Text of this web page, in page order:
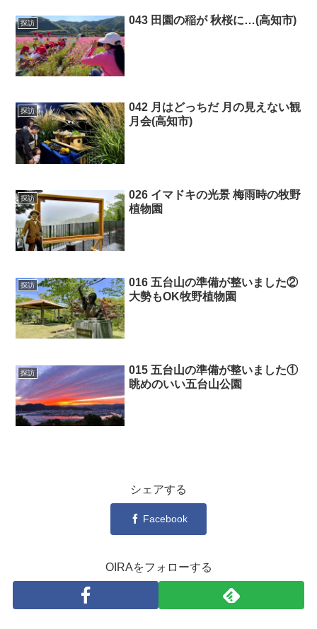
探訪 043 田園の稲が 秋桜に…(高知市)
探訪
042 月はどっちだ 月の見えない観
月会(高知市)
探訪
026 イマドキの光景 梅雨時の牧野
植物園
探訪
016 五台山の準備が整いました②
大勢もOK牧野植物園
探訪
015 五台山の準備が整いました①
眺めのいい五台山公園
シェアする
Facebook
OIRAをフォローする